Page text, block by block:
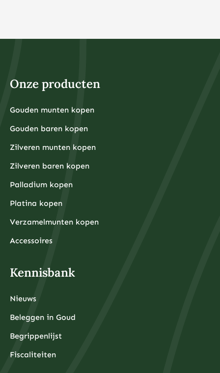
Onze producten
Gouden munten kopen
Gouden baren kopen
Zilveren munten kopen
Zilveren baren kopen
Palladium kopen
Platina kopen
Verzamelmunten kopen
Accessoires
Kennisbank
Nieuws
Beleggen in Goud
Begrippenlijst
Fiscaliteiten